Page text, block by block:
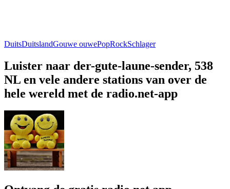
DuitsDuitslandGouwe ouwePopRockSchlager
Luister naar der-gute-laune-sender, 538
NL en vele andere stations van over de
hele wereld met de radio.net-app